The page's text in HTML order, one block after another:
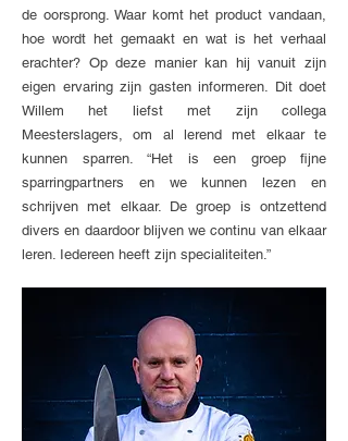
de oorsprong. Waar komt het product vandaan,
hoe wordt het gemaakt en wat is het verhaal
erachter? Op deze manier kan hij vanuit zijn
eigen ervaring zijn gasten informeren. Dit doet
Willem het liefst met zijn collega
Meesterslagers, om al lerend met elkaar te
kunnen sparren. “Het is een groep fijne
sparringpartners en we kunnen lezen en
schrijven met elkaar. De groep is ontzettend
divers en daardoor blijven we continu van elkaar
leren. Iedereen heeft zijn specialiteiten.”